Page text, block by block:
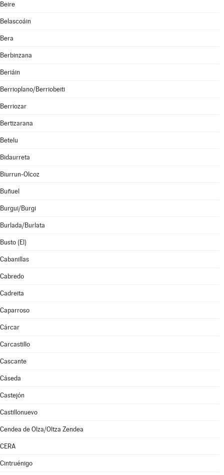
Beire
Belascoáin
Bera
Berbinzana
Beriáin
Berrioplano/Berriobeiti
Berriozar
Bertizarana
Betelu
Bidaurreta
Biurrun-Olcoz
Buñuel
Burgui/Burgi
Burlada/Burlata
Busto (El)
Cabanillas
Cabredo
Cadreita
Caparroso
Cárcar
Carcastillo
Cascante
Cáseda
Castejón
Castillonuevo
Cendea de Olza/Oltza Zendea
CERA
Cintruénigo